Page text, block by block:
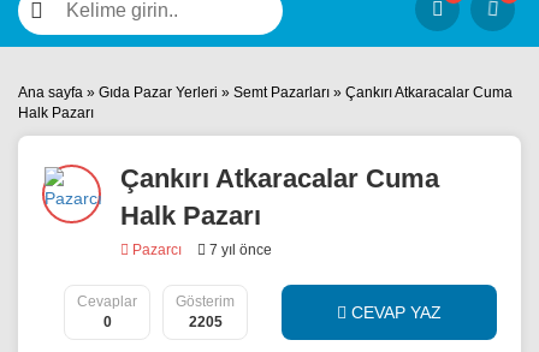
Ana sayfa » Gıda Pazar Yerleri » Semt Pazarları » Çankırı Atkaracalar Cuma
Halk Pazarı
Çankırı Atkaracalar Cuma
Halk Pazarı
Pazarcı 7 yıl önce
Cevaplar
0
Gösterim
2205
CEVAP YAZ